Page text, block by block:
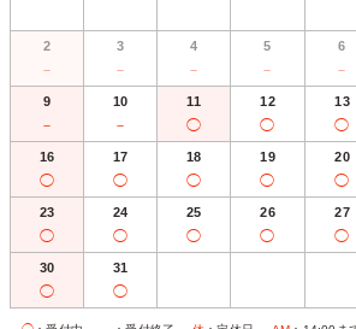
2
－
3
－
4
－
5
－
6
－
9
－
10
－
11
◯
12
◯
13
◯
16
◯
17
◯
18
◯
19
◯
20
◯
23
◯
24
◯
25
◯
26
◯
27
◯
30
◯
31
◯